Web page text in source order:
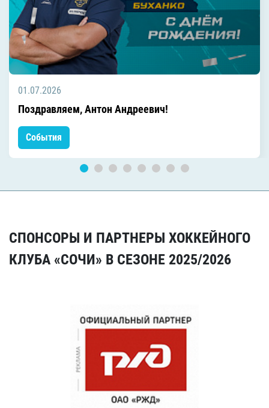
01.07.2026
Поздравляем, Антон Андреевич!
События
СПОНСОРЫ И ПАРТНЕРЫ ХОККЕЙНОГО
КЛУБА «СОЧИ» В СЕЗОНЕ 2025/2026